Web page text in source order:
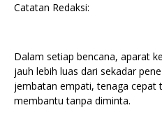
Catatan Redaksi:
Dalam setiap bencana, aparat
jauh lebih luas dari sekadar
jembatan empati, tenaga cepat
membantu tanpa diminta.